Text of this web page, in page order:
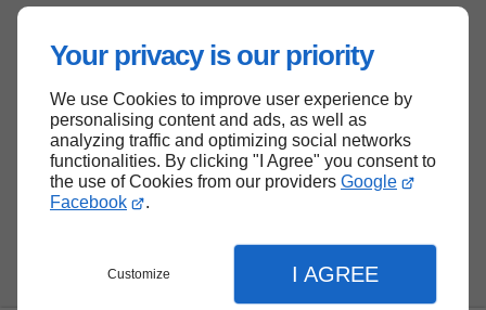
Your privacy is our priority
We use Cookies to improve user experience by
personalising content and ads, as well as
analyzing traffic and optimizing social networks
functionalities. By clicking "I Agree" you consent to
the use of Cookies from our providers Google
Facebook
.
Customize I AGREE
Haut de page